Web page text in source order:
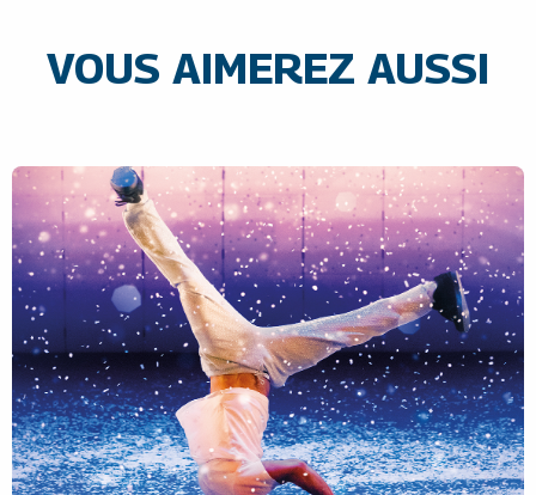
VOUS AIMEREZ AUSSI